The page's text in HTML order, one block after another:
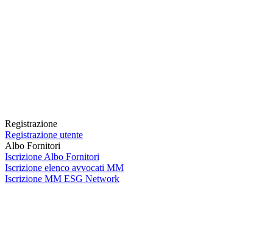
Registrazione
Registrazione utente
Albo Fornitori
Iscrizione Albo Fornitori
Iscrizione elenco avvocati MM
Iscrizione MM ESG Network